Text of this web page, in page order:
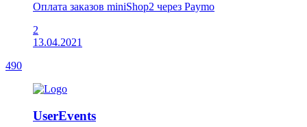
Оплата заказов miniShop2 через Paymo
2
13.04.2021
490
UserEvents